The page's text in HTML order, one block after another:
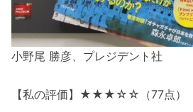
小野尾 勝彦、プレジデント社
【私の評価】★★★☆☆（77点）